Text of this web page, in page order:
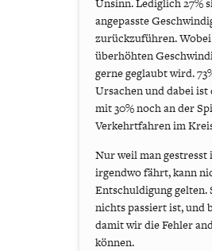
angepasste
zurückzuführen.
überhöhten
gerne geglaubt wird.
Ursachen und dabei
mit 30% noch an der
Verkehrtfahren im
Nur weil man gestresst
irgendwo fährt, kann
Entschuldigung gelten.
nichts passiert ist, und
damit wir die Fehler
können.